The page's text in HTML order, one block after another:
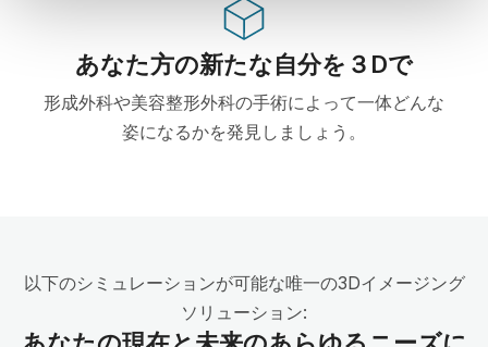
あなた方の新たな自分を３Dで
形成外科や美容整形外科の手術によって一体どんな
姿になるかを発見しましょう。
以下のシミュレーションが可能な唯一の3Dイメージング
ソリューション: